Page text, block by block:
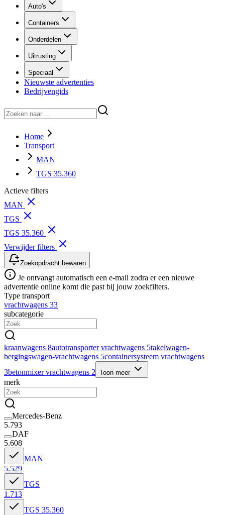
Auto's
Containers
Onderdelen
Uitrusting
Speciaal
Nieuwste advertenties
Bedrijvengids
Home
Transport
MAN
TGS 35.360
Actieve filters
MAN
TGS
TGS 35.360
Verwijder filters
Zoekopdracht bewaren
Je ontvangt automatisch een e-mail zodra er een nieuwe
advertentie online komt die past bij jouw zoekfilters.
Type transport
vrachtwagens 33
subcategorie
kraanwagens 8autotransporter vrachtwagens 5takelwagen-
bergingswagen-vrachtwagens 5containersysteem vrachtwagens
3betonmixer vrachtwagens 2 Toon meer
merk
Mercedes-Benz
5.793
DAF
5.608
MAN
5.529
TGS
1.713
TGS 35.360